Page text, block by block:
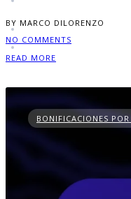
BY MARCO DILORENZO
NO COMMENTS
READ MORE
BONIFICACIONES